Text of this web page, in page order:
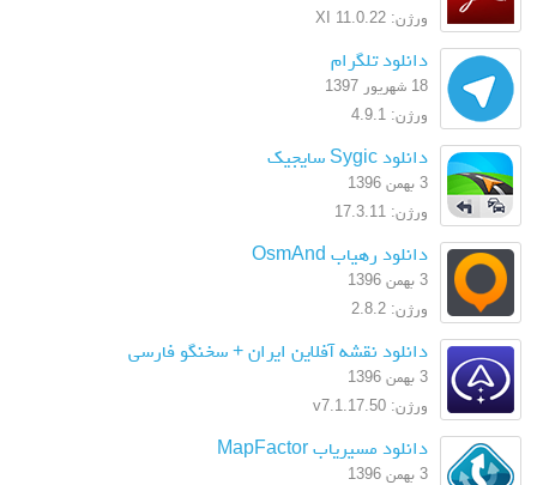
ورژن: XI 11.0.22
دانلود تلگرام
18 شهریور 1397
ورژن: 4.9.1
دانلود Sygic سایجیک
3 بهمن 1396
ورژن: 17.3.11
دانلود رهیاب OsmAnd
3 بهمن 1396
ورژن: 2.8.2
دانلود نقشه آفلاین ایران + سخنگو فارسی
3 بهمن 1396
ورژن: v7.1.17.50
دانلود مسیریاب MapFactor
3 بهمن 1396